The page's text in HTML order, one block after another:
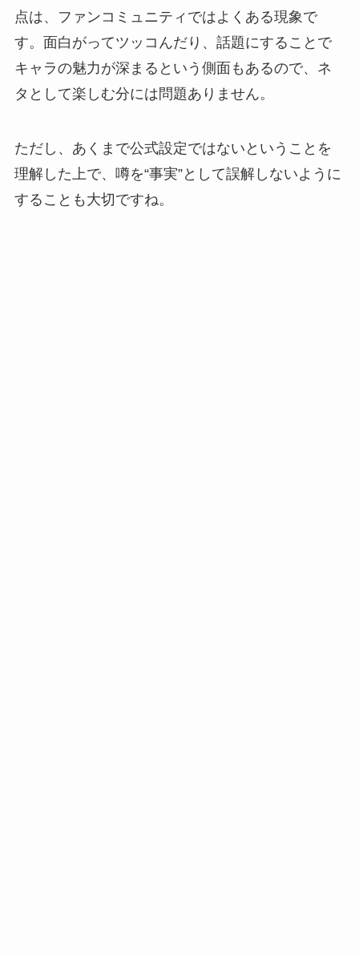
点は、ファンコミュニティではよくある現象で
す。面白がってツッコんだり、話題にすることで
キャラの魅力が深まるという側面もあるので、ネ
タとして楽しむ分には問題ありません。
ただし、あくまで公式設定ではないということを
理解した上で、噂を“事実”として誤解しないように
することも大切ですね。